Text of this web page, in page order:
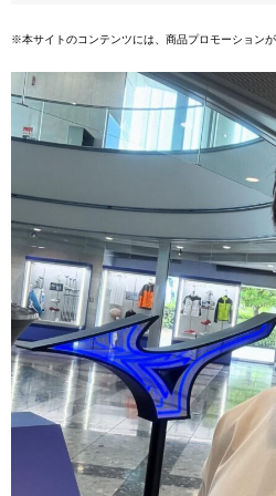
※本サイトのコンテンツには、商品プロモーションが